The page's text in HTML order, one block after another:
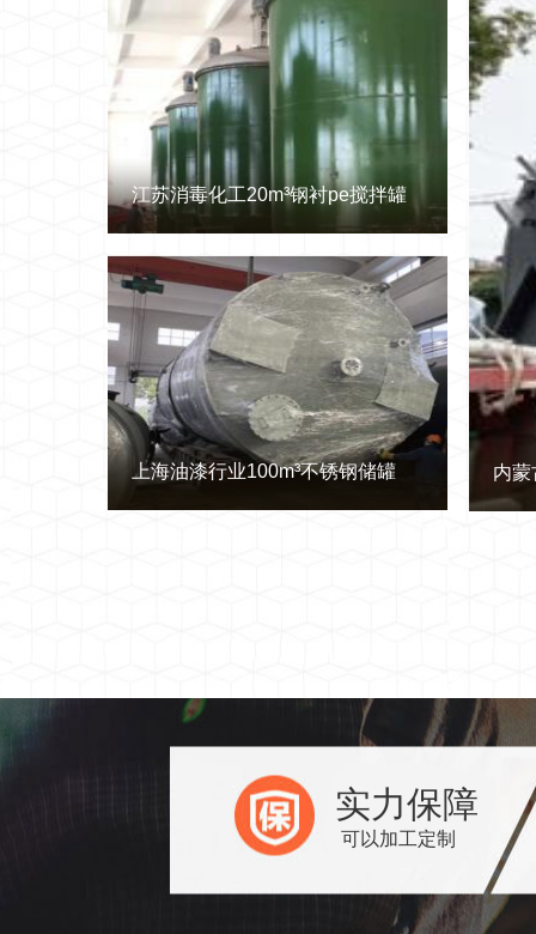
江苏消毒化工20m³钢衬pe搅拌罐
内蒙
上海油漆行业100m³不锈钢储罐
实力保障
可以加工定制